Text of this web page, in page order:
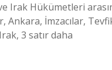
Hükümetleri
Ankara, İmzacılar,
3 satır daha